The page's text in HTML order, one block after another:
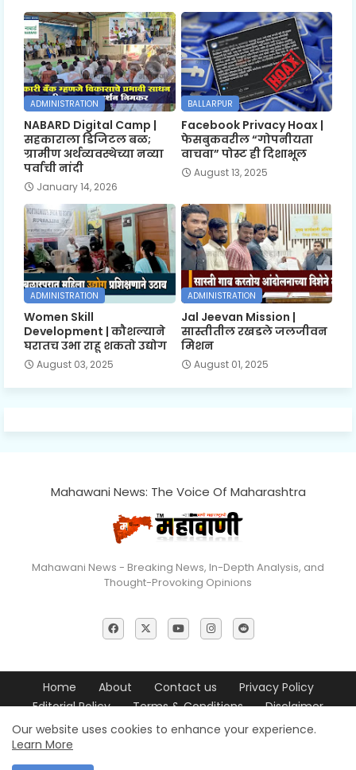
ADMINISTRATION
NABARD Digital Camp |
सहकाराला डिजिटल बळ;
ग्रामीण अर्थव्यवस्थेच्या नव्या
पर्वाची नांदी
January 14, 2026
BALLARPUR
Facebook Privacy Hoax |
फेसबुकवरील “गोपनीयता
वाचवा” पोस्ट ही दिशाभूल
August 13, 2025
ADMINISTRATION
Women Skill
Development | कौशल्याने
घरातच उभा राहू शकतो उद्योग
August 03, 2025
ADMINISTRATION
Jal Jeevan Mission |
सास्तीतील रखडले जलजीवन
मिशन
August 01, 2025
Mahawani News: The Voice Of Maharashtra
Mahawani News - Breaking News, In-Depth Analysis, and
Thought-Provoking Opinions
Home About Contact us
Privacy Policy
Editorial Policy
Terms & Conditions Disclaimer
© 2026 Mahawani News All Rights Reserved
Our website uses cookies to enhance your experience.
Learn More